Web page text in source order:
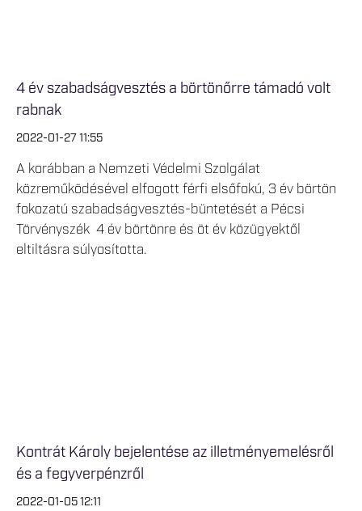
4 év szabadságvesztés a börtönőrre támadó volt
rabnak
2022-01-27 11:55
A korábban a Nemzeti Védelmi Szolgálat
közreműködésével elfogott férfi elsőfokú, 3 év börtön
fokozatú szabadságvesztés-büntetését a Pécsi
Törvényszék 4 év börtönre és öt év közügyektől
eltiltásra súlyosította.
Kontrát Károly bejelentése az illetményemelésről
és a fegyverpénzről
2022-01-05 12:11